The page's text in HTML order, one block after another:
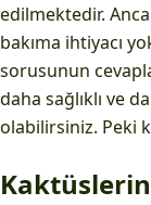
edilmektedir.
bakıma ihtiyacı
sorusunun
daha sağlıklı ve
olabilirsiniz. Peki